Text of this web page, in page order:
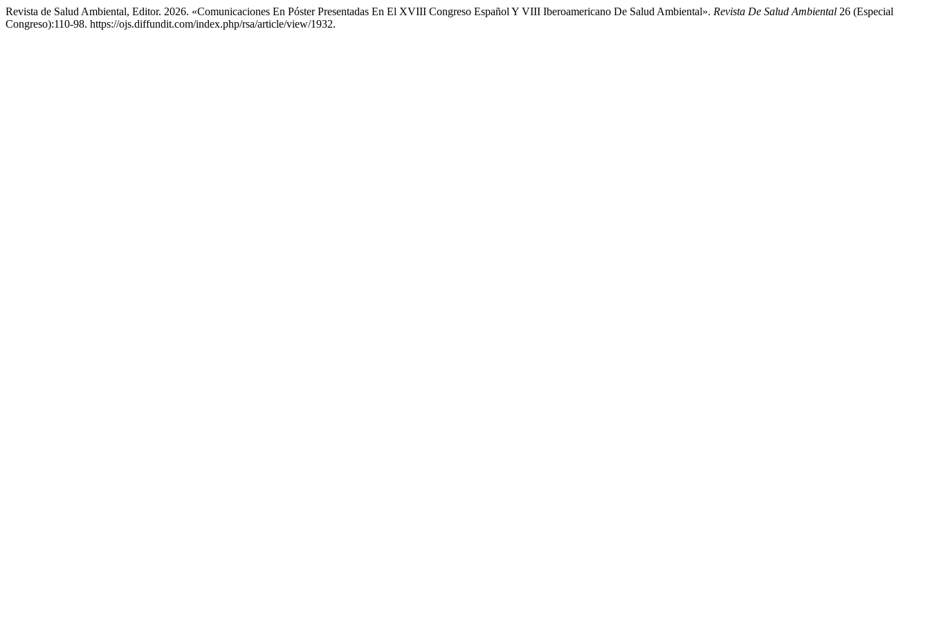
Revista de Salud Ambiental, Editor. 2026. «Comunicaciones En Póster Presentadas En El XVIII Congreso Español Y VIII Iberoamericano De Salud Ambiental». Revista De Salud Ambiental 26 (Especial
Congreso):110-98. https://ojs.diffundit.com/index.php/rsa/article/view/1932.